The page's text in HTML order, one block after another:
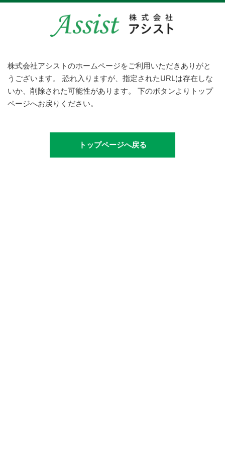
株式会社アシストのホームページをご利用いただきありがと
うございます。
恐れ入りますが、指定されたURLは存在しな
いか、削除された可能性があります。
下のボタンよりトップ
ページへお戻りください。
トップページへ戻る